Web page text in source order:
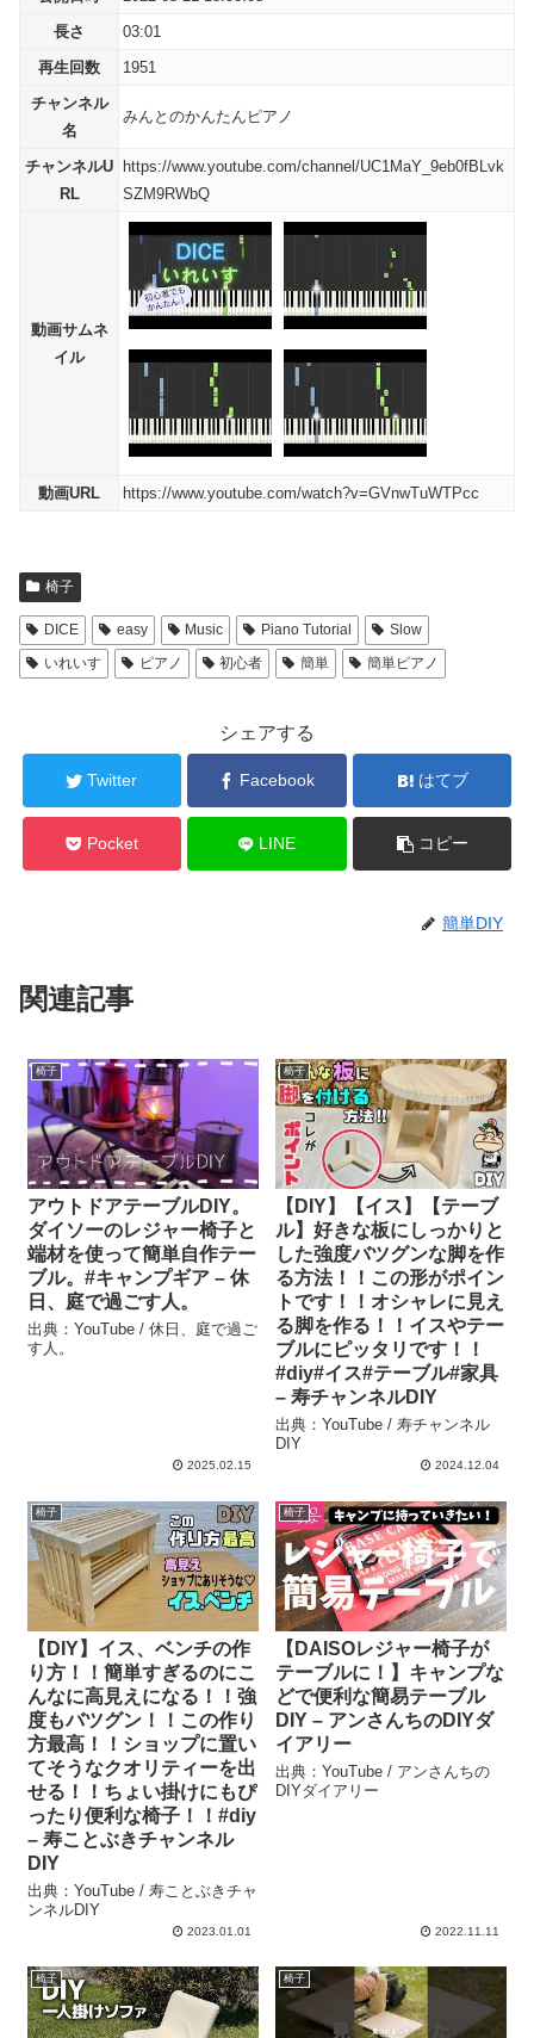
長さ
03:01
再生回数
1951
チャンネル
名
みんとのかんたんピアノ
チャンネルU
RL
https://www.youtube.com/channel/UC1MaY_9eb0fBLvk
SZM9RWbQ
動画サムネ
イル
動画URL https://www.youtube.com/watch?v=GVnwTuWTPcc
椅子
DICE easy Music Piano Tutorial
Slow
いれいす
ピアノ 初心者 簡単 簡単ピアノ
シェアする
Twitter Facebook はてブ
Pocket LINE コピー
簡単DIY
関連記事
椅子
アウトドアテーブルDIY。
ダイソーのレジャー椅子と
端材を使って簡単自作テー
ブル。#キャンプギア – 休
日、庭で過ごす人。
出典：YouTube / 休日、庭で過ご
す人。
2025.02.15
椅子
【DIY】【イス】【テーブ
ル】好きな板にしっかりと
した強度バツグンな脚を作
る方法！！この形がポイン
トです！！オシャレに見え
る脚を作る！！イスやテー
ブルにピッタリです！！
#diy#イス#テーブル#家具
– 寿チャンネルDIY
出典：YouTube / 寿チャンネル
DIY
2024.12.04
椅子
【DIY】イス、ベンチの作
り方！！簡単すぎるのにこ
んなに高見えになる！！強
度もバツグン！！この作り
方最高！！ショップに置い
てそうなクオリティーを出
せる！！ちょい掛けにもぴ
ったり便利な椅子！！#diy
– 寿ことぶきチャンネル
DIY
出典：YouTube / 寿ことぶきチャ
ンネルDIY
2023.01.01
椅子
【DAISOレジャー椅子が
テーブルに！】キャンプな
どで便利な簡易テーブル
DIY – アンさんちのDIYダ
イアリー
出典：YouTube / アンさんちの
DIYダイアリー
2022.11.11
椅子 椅子